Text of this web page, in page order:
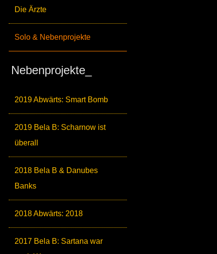
Die Ärzte
Solo & Nebenprojekte
Nebenprojekte_
2019 Abwärts: Smart Bomb
2019 Bela B: Scharnow ist
überall
2018 Bela B & Danubes
Banks
2018 Abwärts: 2018
2017 Bela B: Sartana war